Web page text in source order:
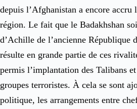
depuis l’Afghanistan a encore accru
région. Le fait que le Badakhshan
d’Achille de l’ancienne République
résulte en grande partie de ces
permis l’implantation des Talibans
groupes terroristes. À cela se sont
politique, les arrangements entre